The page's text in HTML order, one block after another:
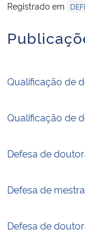
Registrado em
Qualificação de
Qualificação de
Defesa de
Defesa de
Defesa de